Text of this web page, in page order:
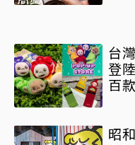
台
登
百
昭